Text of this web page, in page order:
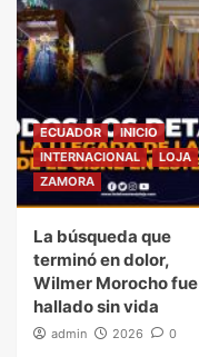
ECUADOR
INICIO
INTERNACIONAL
LOJA
ZAMORA
La búsqueda que
terminó en dolor,
Wilmer Morocho fue
hallado sin vida
admin 2026 0